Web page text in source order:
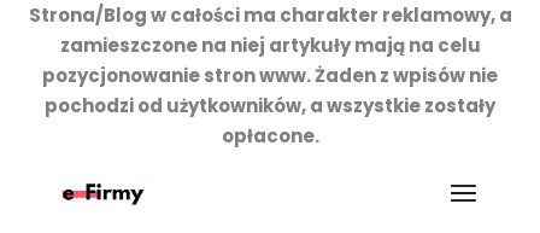
Strona/Blog w całości ma charakter reklamowy, a
zamieszczone na niej artykuły mają na celu
pozycjonowanie stron www. Żaden z wpisów nie
pochodzi od użytkowników, a wszystkie zostały
opłacone.